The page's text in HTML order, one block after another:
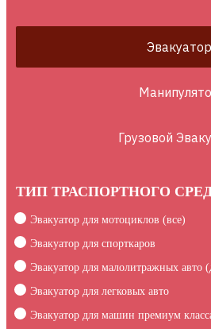
Эвакуатор
Грузовой
ТИП ТРАСПОРТНОГО
Эвакуатор для мотоциклов (все)
Эвакуатор для спорткаров
Эвакуатор для малолитражных авто
Эвакуатор для легковых авто
Эвакуатор для машин премиум